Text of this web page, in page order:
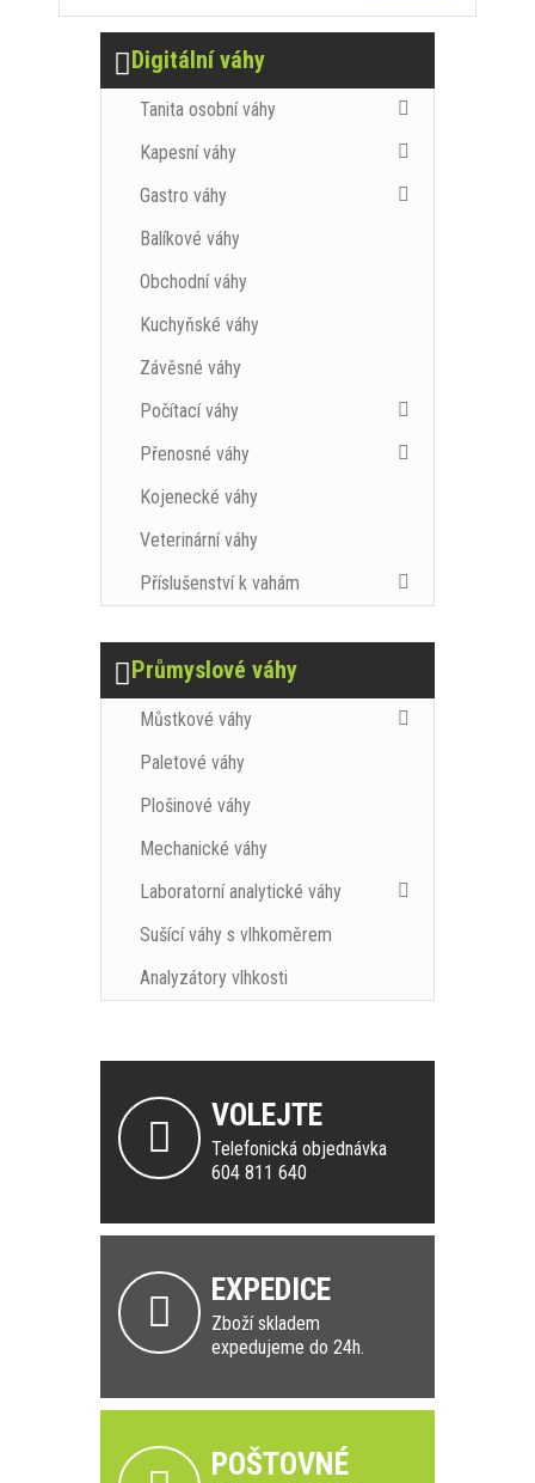
Digitální váhy
Tanita osobní váhy
Kapesní váhy
Gastro váhy
Balíkové váhy
Obchodní váhy
Kuchyňské váhy
Závěsné váhy
Počítací váhy
Přenosné váhy
Kojenecké váhy
Veterinární váhy
Příslušenství k vahám
Průmyslové váhy
Můstkové váhy
Paletové váhy
Plošinové váhy
Mechanické váhy
Laboratorní analytické váhy
Sušící váhy s vlhkoměrem
Analyzátory vlhkosti
VOLEJTE
Telefonická objednávka
604 811 640
EXPEDICE
Zboží skladem
expedujeme do 24h.
POŠTOVNÉ